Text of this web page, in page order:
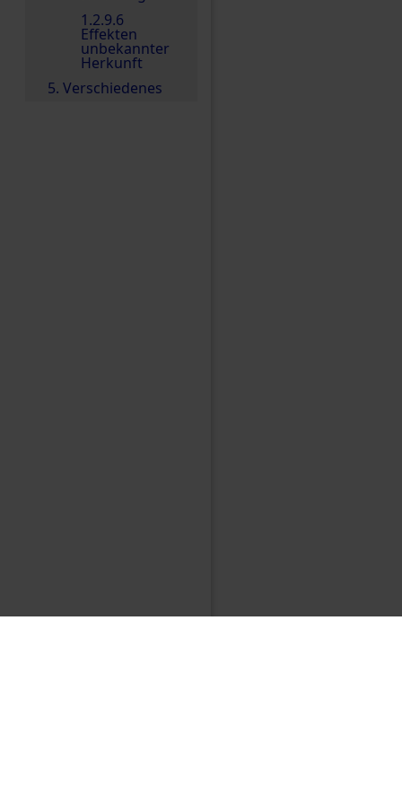
1.2.9.6
Effekten
unbekannter
Herkunft
5. Verschiedenes